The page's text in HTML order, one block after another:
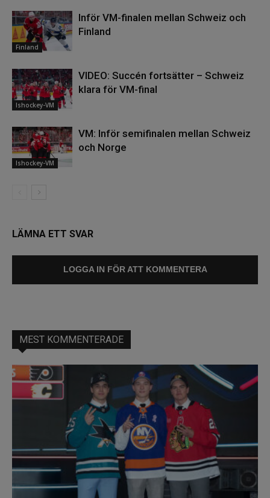
Finland
Inför VM-finalen mellan Schweiz och
Finland
Ishockey-VM
VIDEO: Succén fortsätter – Schweiz
klara för VM-final
Ishockey-VM
VM: Inför semifinalen mellan Schweiz
och Norge
LÄMNA ETT SVAR
LOGGA IN FÖR ATT KOMMENTERA
MEST KOMMENTERADE